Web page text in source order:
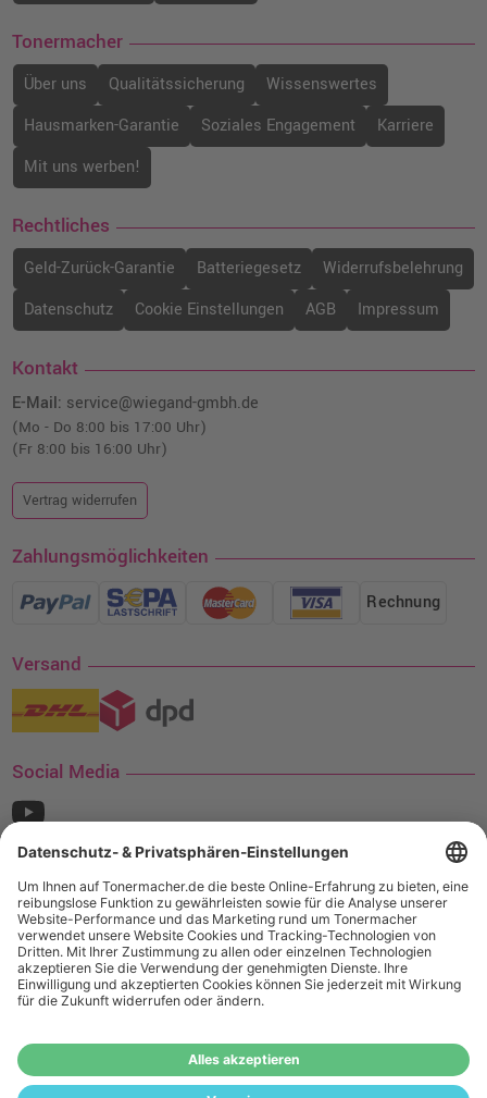
Tonermacher
Über uns Qualitätssicherung
Wissenswertes
Hausmarken-Garantie
Soziales Engagement
Karriere
Mit uns werben!
Rechtliches
Geld-Zurück-Garantie Batteriegesetz
Widerrufsbelehrung
Datenschutz
Cookie Einstellungen AGB Impressum
Kontakt
E-Mail: service@wiegand-gmbh.de
(Mo - Do 8:00 bis 17:00 Uhr)
(Fr 8:00 bis 16:00 Uhr)
Vertrag widerrufen
Zahlungsmöglichkeiten
Rechnung
Versand
Social Media
¹ Nur gültig für den Versand innerhalb Deutschlands. Befindet sich ein Warenwert
von mindestens 35€ (inkl. Mwst.) an Ampertec Artikeln in Ihrem Warenkorb, ist der
Versand für Sie kostenfrei.